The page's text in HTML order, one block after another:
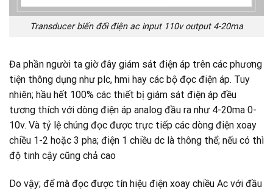
Transducer biến đổi điện ac input 110v output 4-20ma
Đa phần người ta giờ đây giám sát điện áp trên các phương
tiện thông dụng như plc, hmi hay các bộ đọc điện áp. Tuy
nhiên; hầu hết 100% các thiết bị giám sát điện áp đều
tương thích với dòng điện áp analog đầu ra như 4-20ma 0-
10v. Và tỷ lệ chúng đọc được trực tiếp các dòng điện xoay
chiều 1-2 hoặc 3 pha; điện 1 chiều dc là thông thể; nếu có thì
độ tinh cậy cũng chả cao
Do vậy; để mà đọc được tín hiệu điện xoay chiều Ac với đầu